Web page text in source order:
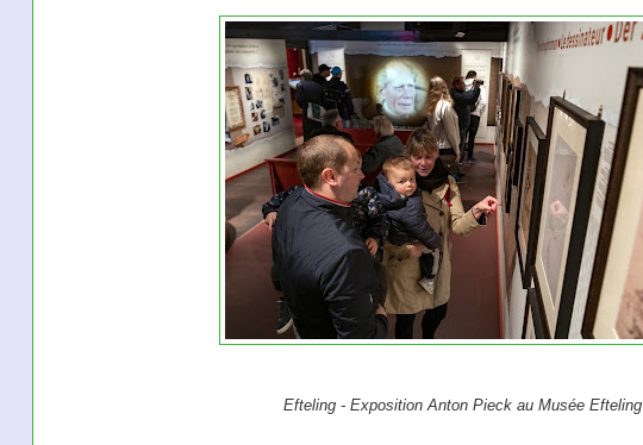
Efteling - Exposition Anton Pieck au Musée Efteling